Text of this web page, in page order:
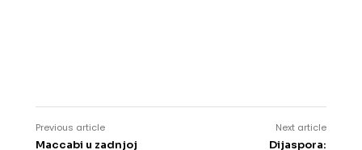
Previous article
Maccabi u zadnjoj
Next article
Dijaspora: